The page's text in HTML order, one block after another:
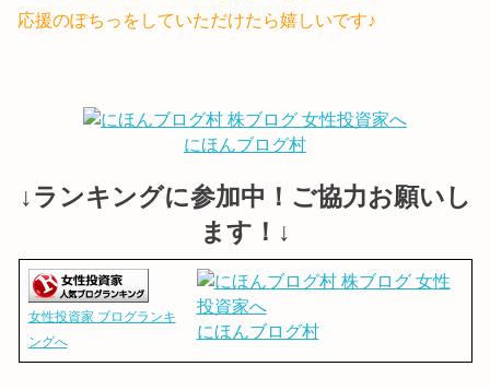
応援のぽちっをしていただけたら嬉しいです♪
にほんブログ村
↓ランキングに参加中！ご協力お願いし
ます！↓
女性投資家 ブログランキ
ングへ
にほんブログ村